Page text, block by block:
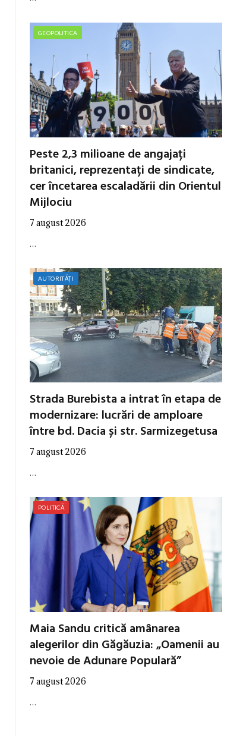
GEOPOLITICA
Peste 2,3 milioane de angajați
britanici, reprezentați de sindicate,
cer încetarea escaladării din Orientul
Mijlociu
7 august 2026
…
AUTORITĂȚI
Strada Burebista a intrat în etapa de
modernizare: lucrări de amploare
între bd. Dacia și str. Sarmizegetusa
7 august 2026
…
POLITICĂ
Maia Sandu critică amânarea
alegerilor din Găgăuzia: „Oamenii au
nevoie de Adunare Populară”
7 august 2026
…